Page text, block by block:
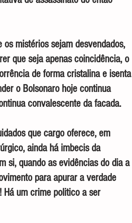
mistérios sejam desvendados,
que seja apenas coincidência, o
de forma cristalina e isenta
o Bolsonaro hoje continua
convalescente da facada.
que cargo oferece, em
ainda há imbecis da
si, quando as evidências do dia a
para apurar a verdade
Há um crime politico a ser